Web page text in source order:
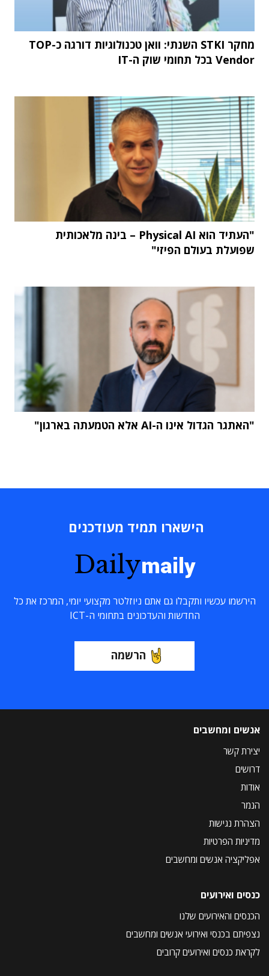
מחקר STKI השנתי: וואן טכנולוגיות דורגה כ-TOP
Vendor בכל תחומי שוק ה-IT
"העתיד הוא Physical AI – בינה מלאכותית
שפועלת בעולם הפיזי"
"האתגר הגדול אינו ה-AI אלא הטמעתה בארגון"
הישארו תמיד מעודכנים
Dailymaily
הירשמו עכשיו ותקבלו גם אתם ניוזלטר מקצועי יומי, המרכז את כל
החדשות והעדכונים בתחומי ה-ICT
הרשמה
אנשים ומחשבים
יצירת קשר
דרושים
אודות
הנמר
הצהרת נגישות
מדיניות הפרטיות
אפליקציה אנשים ומחשבים
כנסים ואירועים
הכנסים והאירועים שלנו
נצפיתם בכנסי ואירועי אנשים ומחשבים
לקראת כנסים ואירועים קרובים